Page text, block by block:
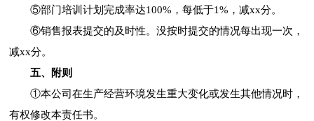
⑤部门培训计划完成率达100%，每低于1%，减xx分。
⑥销售报表提交的及时性。没按时提交的情况每出现一次，
减xx分。
五、附则
①本公司在生产经营环境发生重大变化或发生其他情况时，
有权修改本责任书。